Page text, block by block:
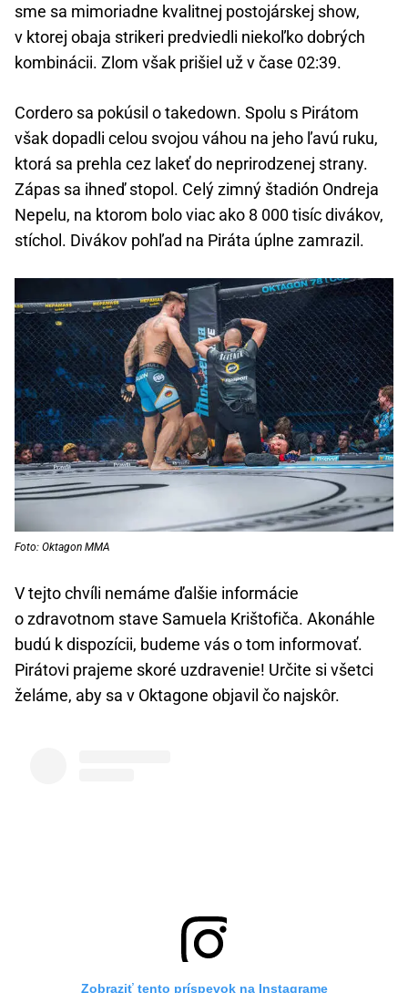
sme sa mimoriadne kvalitnej postojárskej show,
v ktorej obaja strikeri predviedli niekoľko dobrých
kombinácii. Zlom však prišiel už v čase 02:39.
Cordero sa pokúsil o takedown. Spolu s Pirátom
však dopadli celou svojou váhou na jeho ľavú ruku,
ktorá sa prehla cez lakeť do neprirodzenej strany.
Zápas sa ihneď stopol. Celý zimný štadión Ondreja
Nepelu, na ktorom bolo viac ako 8 000 tisíc divákov,
stíchol. Divákov pohľad na Piráta úplne zamrazil.
Foto: Oktagon MMA
V tejto chvíli nemáme ďalšie informácie
o zdravotnom stave Samuela Krištofiča. Akonáhle
budú k dispozícii, budeme vás o tom informovať.
Pirátovi prajeme skoré uzdravenie! Určite si všetci
želáme, aby sa v Oktagone objavil čo najskôr.
Zobraziť tento príspevok na Instagrame